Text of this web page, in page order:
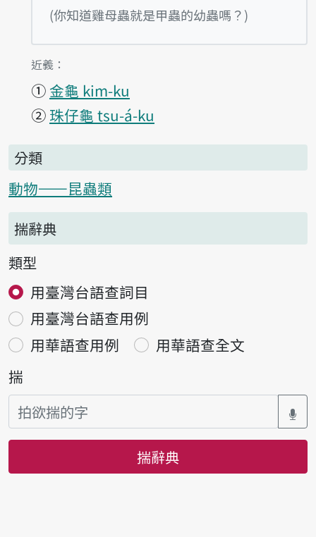
播放例句Lí kám tsai-iánn ke-
(你知道雞母蟲就是甲蟲的幼蟲嗎？)
第1項釋義的
近義：
① 金龜 kim-ku
② 珠仔龜 tsu-á-ku
分類
動物——昆蟲類
揣辭典
類型
用臺灣台語查詞目
用臺灣台語查用例
用華語查用例
用華語查全文
揣
揣辭典